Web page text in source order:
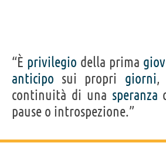
“È privilegio della prima
anticipo sui propri giorni,
continuità di una speranza
pause o introspezione.”